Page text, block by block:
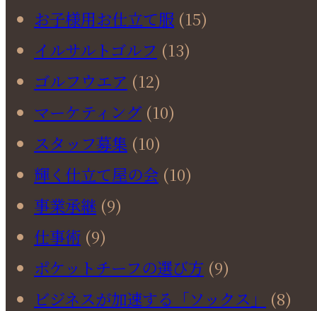
お子様用お仕立て服 (15)
イルサルトゴルフ (13)
ゴルフウエア (12)
マーケティング(10)
スタッフ募集 (10)
輝く仕立て屋の会 (10)
事業承継 (9)
仕事術 (9)
ポケットチーフの選び方 (9)
ビジネスが加速する「ソックス」
(8)